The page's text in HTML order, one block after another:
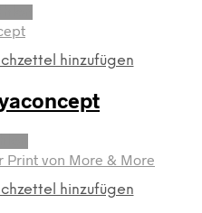
Dieses
mehrere
auf.
Die
auf
der
Produktseite
hinzufügen
Dieses
Produkt
weist
mehrerehinzufügen